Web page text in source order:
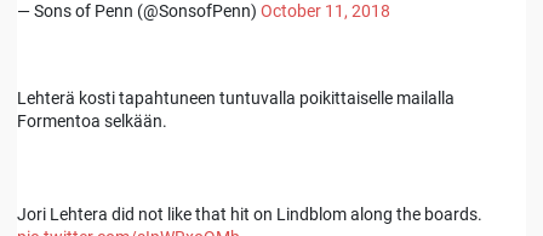
— Sons of Penn (@SonsofPenn) October 11, 2018
Lehterä kosti tapahtuneen tuntuvalla poikittaiselle mailalla
Formentoa selkään.
Jori Lehtera did not like that hit on Lindblom along the boards.